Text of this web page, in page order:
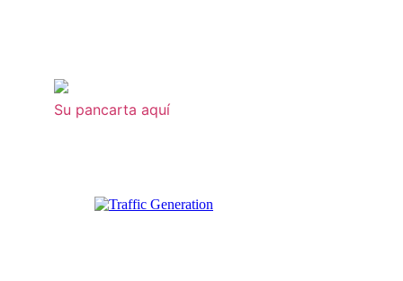
Su pancarta aquí